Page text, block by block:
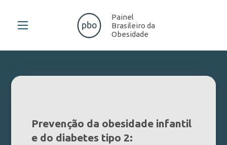
Painel
Brasileiro da
Obesidade
Prevenção da obesidade infantil
e do diabetes tipo 2: